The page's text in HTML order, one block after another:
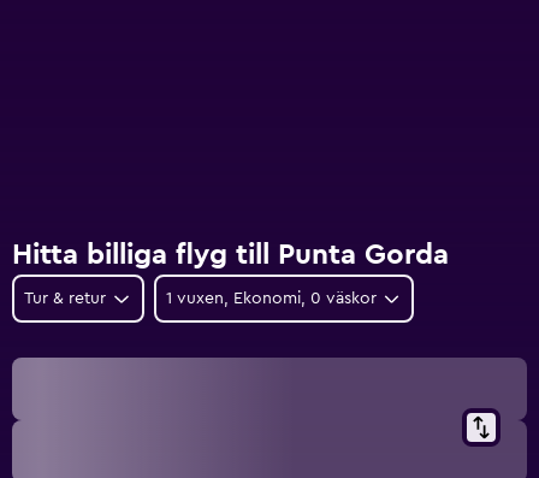
Hitta billiga flyg till Punta Gorda
Tur & retur 1 vuxen, Ekonomi, 0 väskor